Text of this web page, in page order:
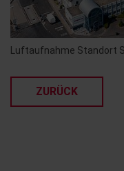
Luftaufnahme Standort
ZURÜCK